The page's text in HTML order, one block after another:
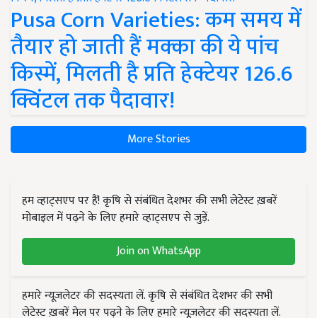
Pusa Corn Varieties: कम समय में
तैयार हो जाती हैं मक्का की ये पांच
किस्में, मिलती है प्रति हेक्टेयर 126.6
क्विंटल तक पैदावार!
More Stories
हम व्हाट्सएप पर हैं! कृषि से संबंधित देशभर की सभी लेटेस्ट ख़बरें
मोबाइल में पढ़ने के लिए हमारे व्हाट्सएप से जुड़ें.
Join on WhatsApp
हमारे न्यूज़लेटर की सदस्यता लें. कृषि से संबंधित देशभर की सभी
लेटेस्ट ख़बरें मेल पर पढ़ने के लिए हमारे न्यूज़लेटर की सदस्यता लें.